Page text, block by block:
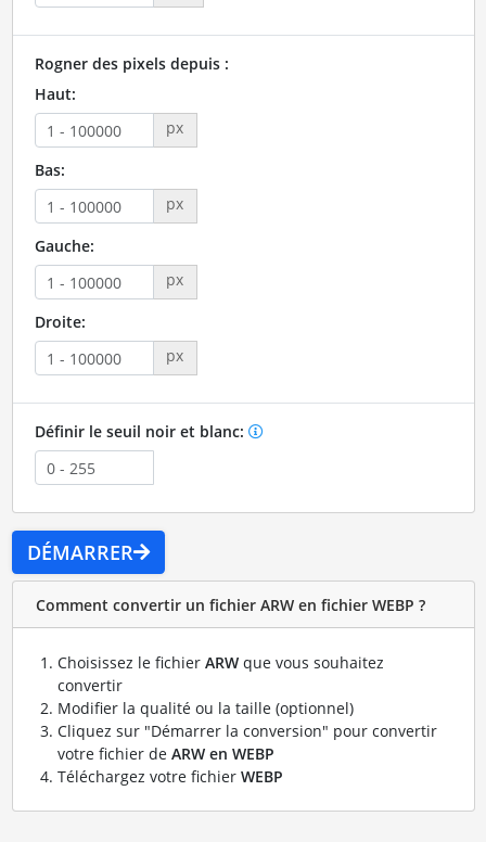
Rogner des pixels depuis :
Haut:
px
Bas:
px
Gauche:
px
Droite:
px
Définir le seuil noir et blanc:
DÉMARRER
Comment convertir un fichier ARW en fichier WEBP ?
Choisissez le fichier ARWque vous souhaitez
convertir
Modifier la qualité ou la taille (optionnel)
Cliquez sur "Démarrer la conversion" pour convertir
votre fichier de ARW en WEBP
Téléchargez votre fichier WEBP